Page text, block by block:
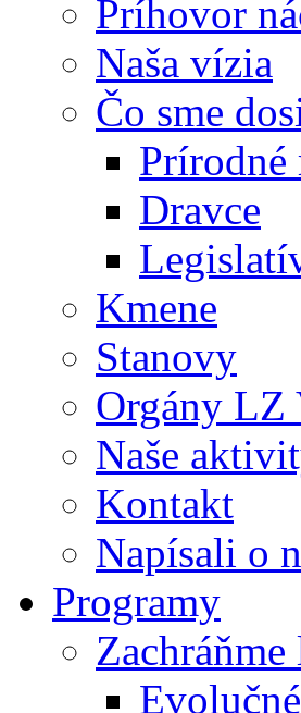
Príhovor
Naša vízia
Čo sme
Prírodné
Dravce
Kmene
Stanovy
Orgány
Naše
Kontakt
Napísali o
Programy
Zachráňme